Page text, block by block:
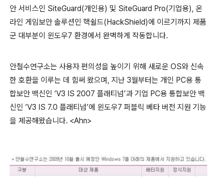
안 서비스인 SiteGuard(개인용) 및 SiteGuard Pro(기업용), 온
라인 게임보안 솔루션인 핵쉴드(HackShield)에 이르기까지 제품
군 대부분이 윈도우7 환경에서 완벽하게 작동합니다.
안철수연구소는 사용자 편의성을 높이기 위해 새로운 OS와 신속
한 호환을 이루는 데 힘써 왔으며, 지난 3월부터는 개인 PC용 통
합보안 백신인 ‘V3 IS 2007 플래티넘’과 기업 PC용 통합보안 백
신인 ‘V3 IS 7.0 플래티넘’에 윈도우7 퍼블릭 베타 버전 지원 기능
을 제공해왔습니다. <Ahn>